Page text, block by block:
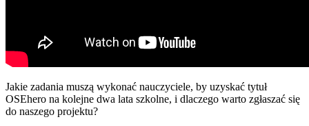
Jakie zadania muszą wykonać nauczyciele, by uzyskać tytuł
OSEhero na kolejne dwa lata szkolne, i dlaczego warto zgłaszać się
do naszego projektu?